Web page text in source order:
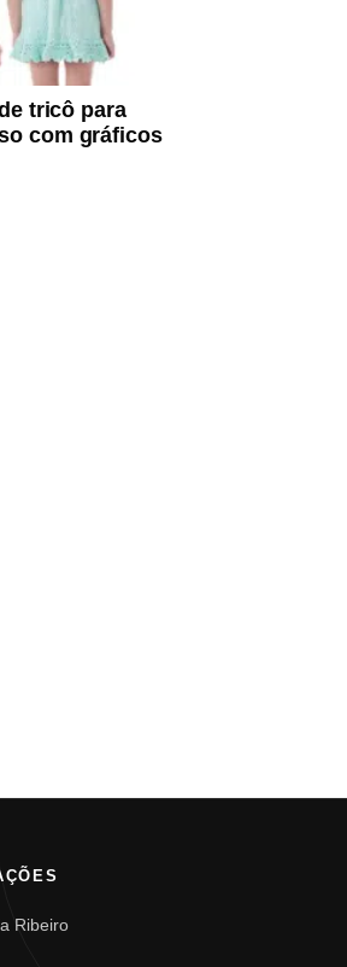
tricô para
com gráficos
Ribeiro